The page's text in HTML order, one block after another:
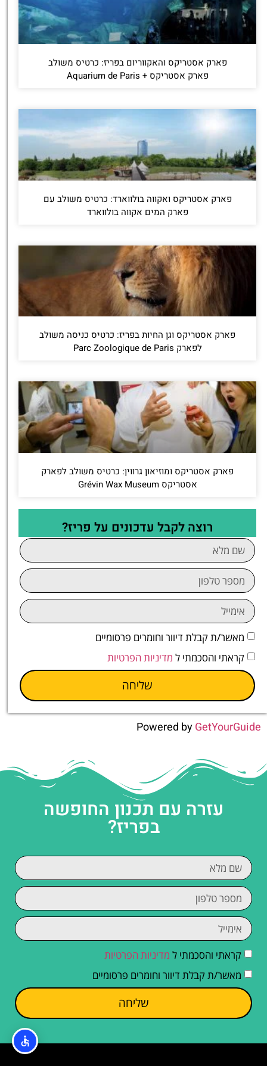
פארק אסטריקס והאקווריום בפריז: כרטיס משולב
פארק אסטריקס + Aquarium de Paris
פארק אסטריקס ואקווה בולווארד: כרטיס משולב עם
פארק המים אקווה בולווארד
פארק אסטריקס וגן החיות בפריז: כרטיס כניסה משולב
לפארק Parc Zoologique de Paris
פארק אסטריקס ומוזיאון גרווין: כרטיס משולב לפארק
אסטריקס Grévin Wax Museum
רוצה לקבל עדכונים על פריז?
מאשר/ת קבלת דיוור וחומרים פרסומיים
קראתי והסכמתי ל מדיניות הפרטיות
שליחה
Powered byGetYourGuide
עזרה עם תכנון החופשה
בפריז?
קראתי והסכמתי ל מדיניות הפרטיות
מאשר/ת קבלת דיוור וחומרים פרסומיים
שליחה